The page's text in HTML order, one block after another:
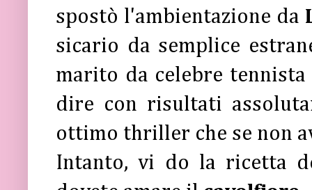
spostò l'ambientazione da
sicario da semplice
marito da celebre
dire con risultati
ottimo thriller che se non
Intanto, vi do la ricetta